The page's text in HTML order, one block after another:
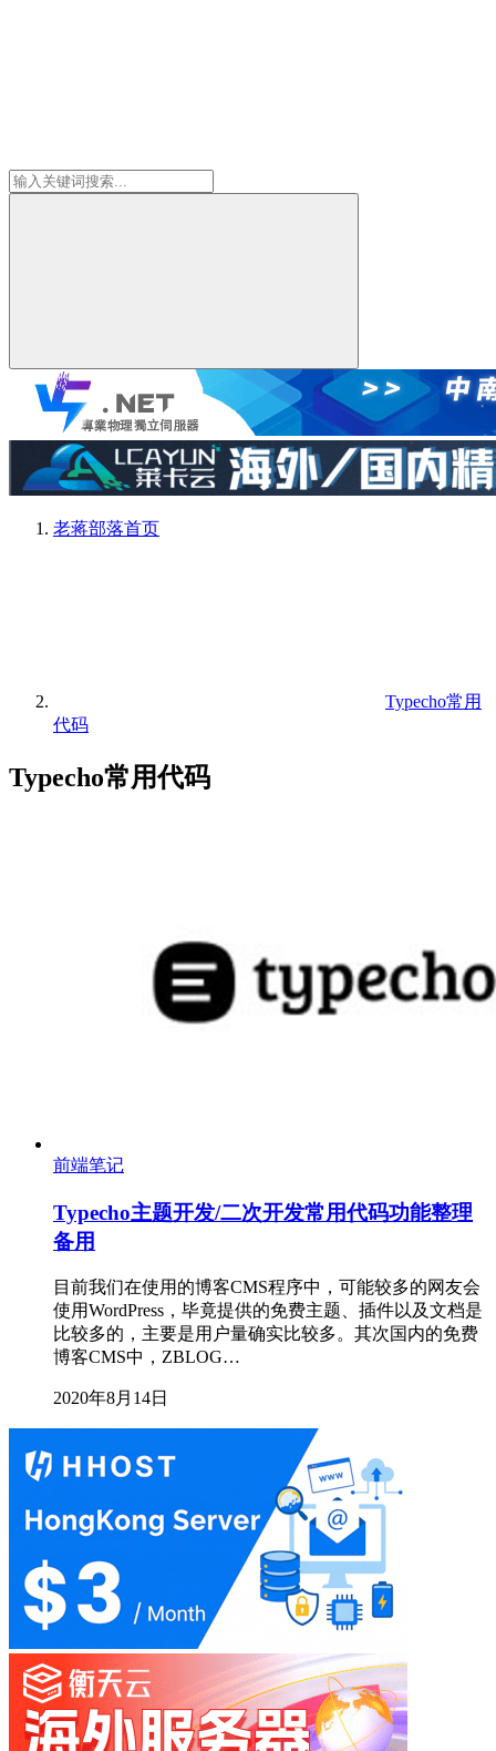
老蒋部落首页
Typecho常用
代码
Typecho常用代码
前端笔记
Typecho主题开发/二次开发常用代码功能整理
备用
目前我们在使用的博客CMS程序中，可能较多的网友会
使用WordPress，毕竟提供的免费主题、插件以及文档是
比较多的，主要是用户量确实比较多。其次国内的免费
博客CMS中，ZBLOG…
2020年8月14日